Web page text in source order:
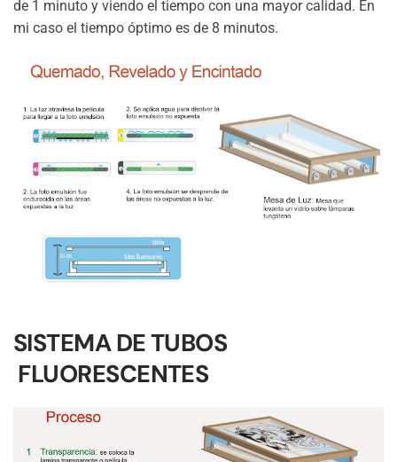
de 1 minuto y viendo el tiempo con una mayor calidad. En
mi caso el tiempo óptimo es de 8 minutos.
SISTEMA DE TUBOS
FLUORESCENTES